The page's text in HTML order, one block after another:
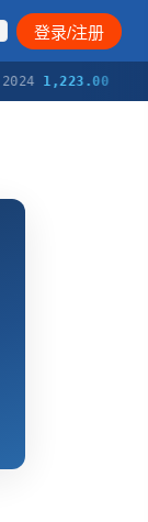
登录/注册
1,223.00